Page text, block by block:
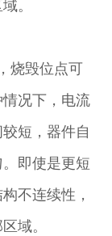
。
烧毁位点可
况下，电流
短，器件自
即使是更短
不连续性，
部区域。